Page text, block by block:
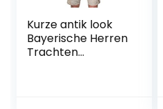
Kurze antik look
Bayerische Herren
Trachten